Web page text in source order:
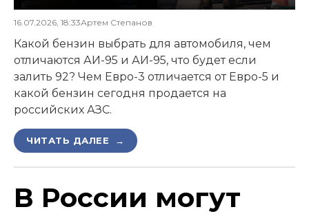
16.07.2026, 18:33Артем Степанов
Какой бензин выбрать для автомобиля, чем
отличаются АИ-95 и АИ-95, что будет если
залить 92? Чем Евро-3 отличается от Евро-5 и
какой бензин сегодня продается на
российских АЗС.
ЧИТАТЬ ДАЛЕЕ →
В России могут